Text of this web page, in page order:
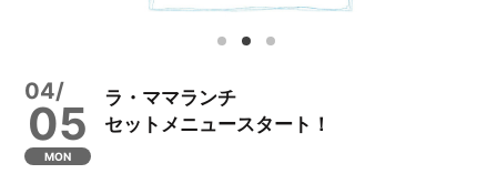
04/
05
MON
ラ・ママランチ
セットメニュースタート！